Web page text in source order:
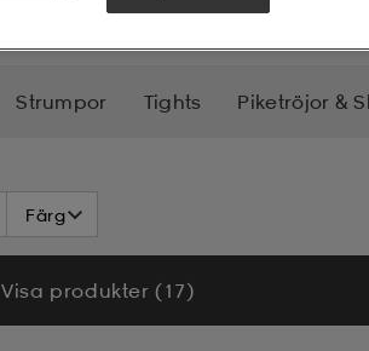
Strumpor Tights Piketröjor &
Färg
Visa produkter (17)